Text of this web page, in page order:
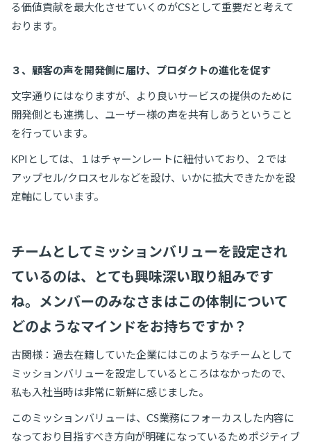
る価値貢献を最大化させていくのがCSとして重要だと考えて
おります。
３、顧客の声を開発側に届け、プロダクトの進化を促す
文字通りにはなりますが、より良いサービスの提供のために
開発側とも連携し、ユーザー様の声を共有しあうということ
を行っています。
KPIとしては、１はチャーンレートに紐付いており、２では
アップセル/クロスセルなどを設け、いかに拡大できたかを設
定軸にしています。
チームとしてミッションバリューを設定され
ているのは、とても興味深い取り組みです
ね。メンバーのみなさまはこの体制について
どのようなマインドをお持ちですか？
古関様： 過去在籍していた企業にはこのようなチームとして
ミッションバリューを設定しているところ はなかったので、
私も入社当時は非常に新鮮に感じました。
このミッションバリューは、CS業務にフォーカスした内容に
なっており目指すべき方向が明確になっているためポジティブ